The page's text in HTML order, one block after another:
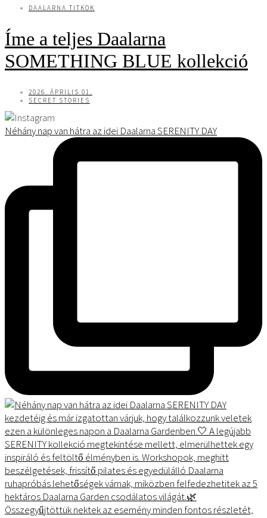
DAALARNA TITKOK
Íme a teljes Daalarna
SOMETHING BLUE kollekció
2026. ÁPRILIS 01.
SECRET STORIES
Néhány nap van hátra az idei Daalarna SERENITY DAY